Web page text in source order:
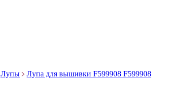
Лупы Лупа для вышивки F599908 F599908